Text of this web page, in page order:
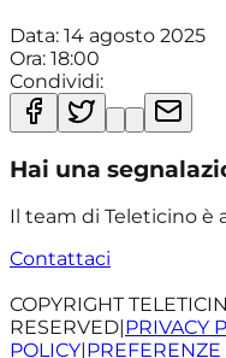
Data: 14 agosto 2025
Ora: 18:00
Condividi:
Hai una
Il team di Teleticino è
Contattaci
COPYRIGHT
RESERVED|PRIVACY
POLICY|PREFERENZE